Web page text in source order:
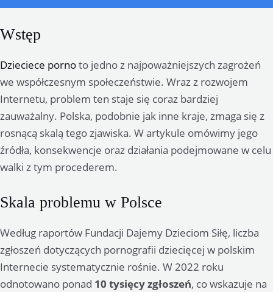
Wstęp
Dzieciece pornoto jedno z najpoważniejszych zagrożeń
we współczesnym społeczeństwie. Wraz z rozwojem
Internetu, problem ten staje się coraz bardziej
zauważalny. Polska, podobnie jak inne kraje, zmaga się z
rosnącą skalą tego zjawiska. W artykule omówimy jego
źródła, konsekwencje oraz działania podejmowane w celu
walki z tym procederem.
Skala problemu w Polsce
Według raportów Fundacji Dajemy Dzieciom Siłę, liczba
zgłoszeń dotyczących pornografii dziecięcej w polskim
Internecie systematycznie rośnie. W 2022 roku
odnotowano ponad 10 tysięcy zgłoszeń, co wskazuje na